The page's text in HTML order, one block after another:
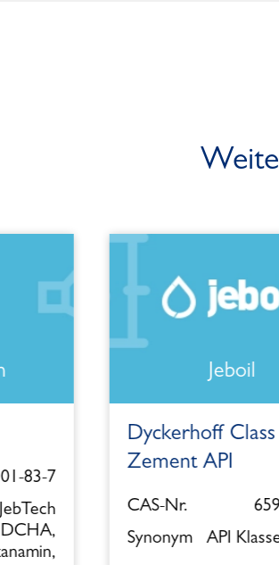
7
Jeboil
Dyckerhoff Class G
Zement API
CAS-Nr.
65997-
Synonym
API Klasse G